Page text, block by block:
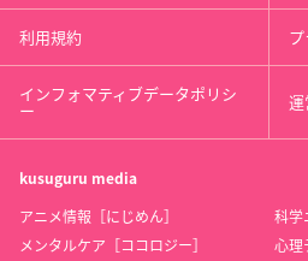
利用規約
インフォマティブデータポリシ
ー
kusuguru media
アニメ情報［にじめん］
科学
メンタルケア［ココロジー］
心理